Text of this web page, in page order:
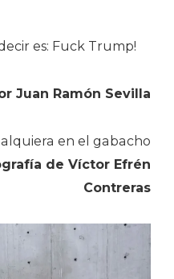
es: Fuck Trump!
Juan Ramón Sevilla
en el gabacho
de Víctor Efrén
Contreras